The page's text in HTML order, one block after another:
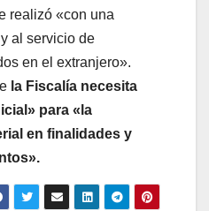
realizó «con una
al servicio de
en el extranjero».
la Fiscalía necesita
para «la
en finalidades y